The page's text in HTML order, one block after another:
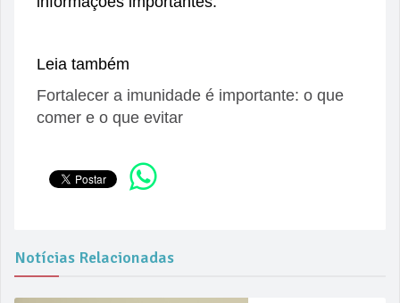
Leia também
Fortalecer a imunidade é importante: o que
comer e o que evitar
Notícias Relacionadas